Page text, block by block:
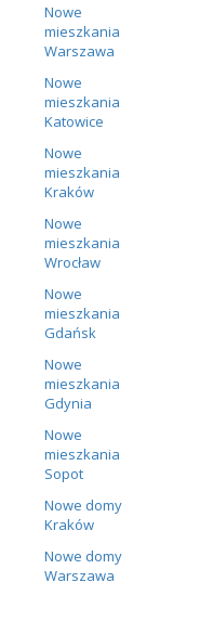
Nowe
mieszkania
Warszawa
Nowe
mieszkania
Katowice
Nowe
mieszkania
Kraków
Nowe
mieszkania
Wrocław
Nowe
mieszkania
Gdańsk
Nowe
mieszkania
Gdynia
Nowe
mieszkania
Sopot
Nowe domy
Kraków
Nowe domy
Warszawa